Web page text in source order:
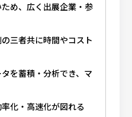
め、広く出展企業・参
三者共に時間やコスト
を蓄積・分析でき、マ
化・高速化が図れる